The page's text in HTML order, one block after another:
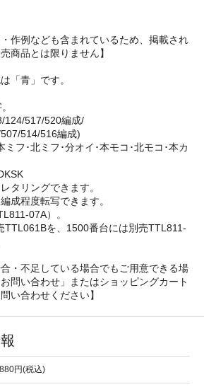
・作例なども含まれているため、掲載され
商品とは限りません】
「青」です。
124/517/520編成/
514/516編成)
ミフ･北ミフ･分オイ･本モコ･北モコ･本カ
タリングできます。
成程度転写できます。
07A）。
TTL061Bを、1500番台には別売TTL811-
合・不足している場合でもご用意できる場
問い合わせ」またはショッピングカート
い合わせください】
880円(税込)